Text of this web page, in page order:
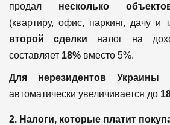
продал несколько
(квартиру, офис, паркинг, дачу и
второй сделки налог на
составляет 18% вместо 5%.
Для нерезидентов Украины
автоматически увеличивается до
2. Налоги, которые платит